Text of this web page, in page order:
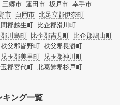
三郷市 蓮田市 坂戸市 幸手市
市 白岡市 北足立郡伊奈町
間郡越生町
比企郡滑川町
郡川島町 比企郡吉見町
比企郡鳩山町
秩父郡皆野町 秩父郡長瀞町
児玉郡美里町
児玉郡神川町
郡宮代町 北葛飾郡杉戸町
キング一覧